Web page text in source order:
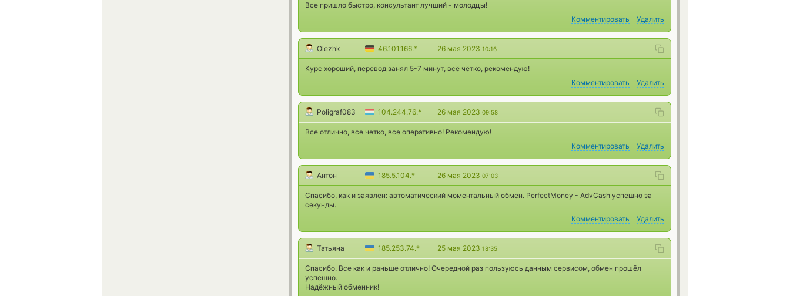
Все пришло быстро, консультант лучший - молодцы!
Комментировать
Удалить
Olezhk 46.101.166.* 26 мая 2023 10:16
Курс хороший, перевод занял 5-7 минут, всё чётко, рекомендую!
Комментировать
Удалить
Poligraf083 104.244.76.* 26 мая 2023 09:58
Все отлично, все четко, все оперативно! Рекомендую!
Комментировать
Удалить
Антон 185.5.104.* 26 мая 2023 07:03
Спасибо, как и заявлен: автоматический моментальный обмен. PerfectMoney - AdvCash успешно за
секунды.
Комментировать
Удалить
Татьяна 185.253.74.* 25 мая 2023 18:35
Спасибо. Все как и раньше отлично! Очередной раз пользуюсь данным сервисом, обмен прошёл
успешно.
Надёжный обменник!